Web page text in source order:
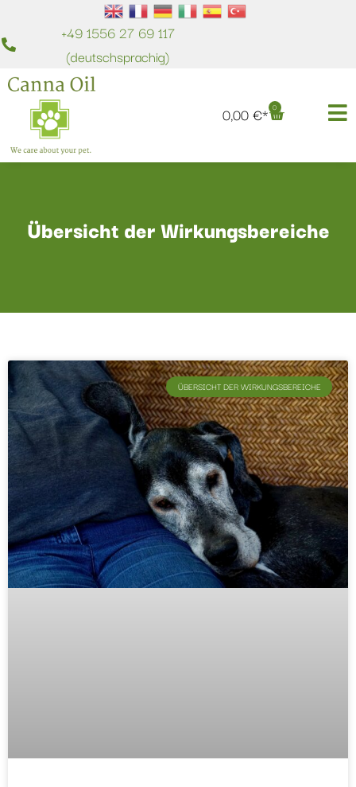
+49 1556 27 69 117
(deutschsprachig)
0,00€ 0
Übersicht der Wirkungsbereiche
ÜBERSICHT DER WIRKUNGSBEREICHE